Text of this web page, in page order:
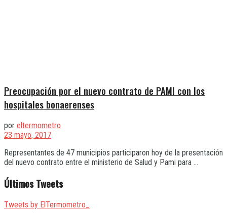
Preocupación por el nuevo contrato de PAMI con los
hospitales bonaerenses
por eltermometro
23 mayo, 2017
Representantes de 47 municipios participaron hoy de la presentación
del nuevo contrato entre el ministerio de Salud y Pami para ...
Últimos Tweets
Tweets by ElTermometro_